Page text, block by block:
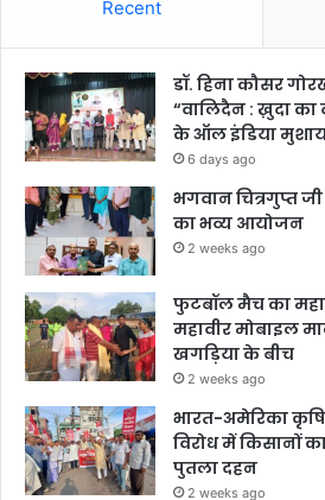
Recent
डॉ. हिना कौसर
“वालिदैन : ख़ुदा
के ऑल इंडिया
6 days ago
भगवान चित्रगुप्त
का भव्य आयोजन
2 weeks ago
फुटबॉल मैच का
महावीर मोबाइल
खगड़िया के बीच
2 weeks ago
भारत-अमेरिका
विरोध में किसानों
पुतला दहन
2 weeks ago